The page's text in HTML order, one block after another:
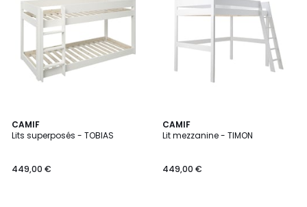
CAMIF
Lits superposés - TOBIAS
449,00 €
2
Couleurs
CAMIF
Lit mezzanine - TIMON
449,00 €